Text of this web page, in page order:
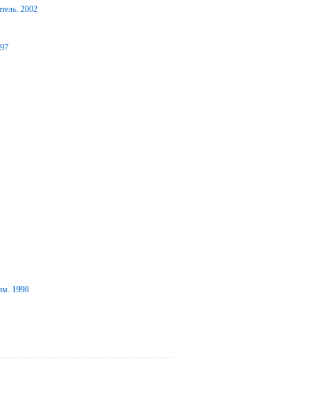
2002
1998